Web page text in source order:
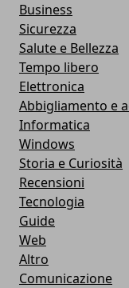
Business
Sicurezza
Salute e Bellezza
Tempo libero
Elettronica
Abbigliamento e
Informatica
Windows
Storia e Curiosità
Recensioni
Tecnologia
Guide
Web
Altro
Comunicazione